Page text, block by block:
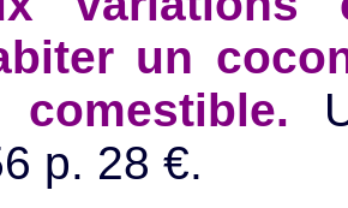
un
comestible.
p. 28 €.